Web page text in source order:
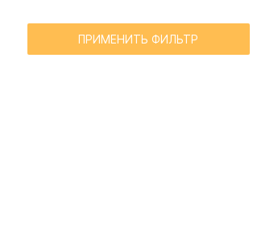
ПРИМЕНИТЬ ФИЛЬТР